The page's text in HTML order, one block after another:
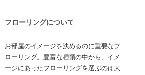
フローリングについて
お部屋のイメージを決めるのに重要なフ
ローリング。豊富な種類の中から、イメ
ージにあったフローリングを選ぶのは大